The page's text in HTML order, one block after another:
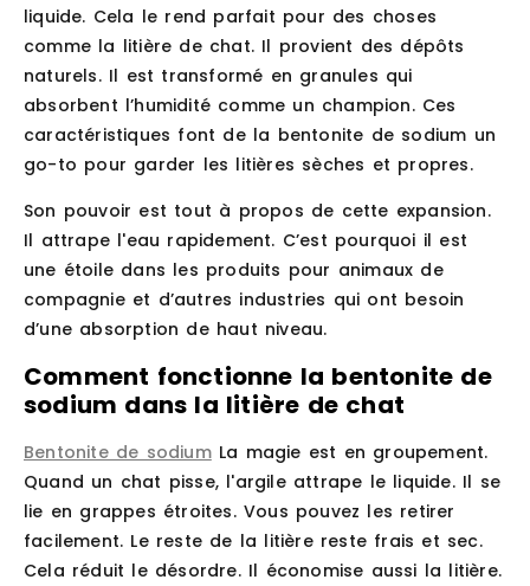
liquide. Cela le rend parfait pour des choses
comme la litière de chat. Il provient des dépôts
naturels. Il est transformé en granules qui
absorbent l’humidité comme un champion. Ces
caractéristiques font de la bentonite de sodium un
go-to pour garder les litières sèches et propres.
Son pouvoir est tout à propos de cette expansion.
Il attrape l'eau rapidement. C’est pourquoi il est
une étoile dans les produits pour animaux de
compagnie et d’autres industries qui ont besoin
d’une absorption de haut niveau.
Comment fonctionne la bentonite de
sodium dans la litière de chat
Bentonite de sodiumLa magie est en groupement.
Quand un chat pisse, l'argile attrape le liquide. Il se
lie en grappes étroites. Vous pouvez les retirer
facilement. Le reste de la litière reste frais et sec.
Cela réduit le désordre. Il économise aussi la litière.